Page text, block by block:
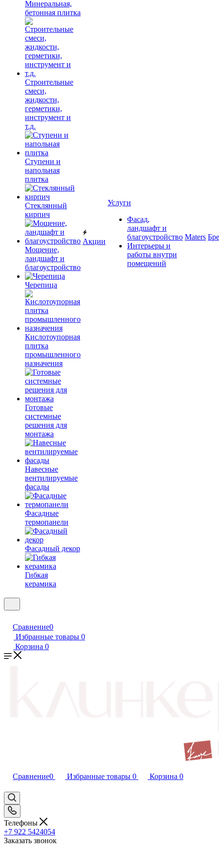
Минеральная,
бетонная плитка
Строительные
смеси,
жидкости,
герметики,
инструмент и
т.д.
Ступени и
напольная
плитка
Cтеклянный
кирпич
Мощение,
ландшафт и
благоустройство
Черепица
Кислотоупорная
плитка
промышленного
назначения
Готовые
системные
решения для
монтажа
Навесные
вентилируемые
фасады
Фасадные
термопанели
Фасадный декор
Гибкая
керамика
Акции
Услуги
Фасад,
ландшафт и
благоустройство
Интерьеры и
работы внутри
помещений
Maters
Сравнение0
Избранные товары 0
Корзина 0
Сравнение0 Избранные товары 0 Корзина 0
Телефоны
+7 922 5424054
Заказать звонок